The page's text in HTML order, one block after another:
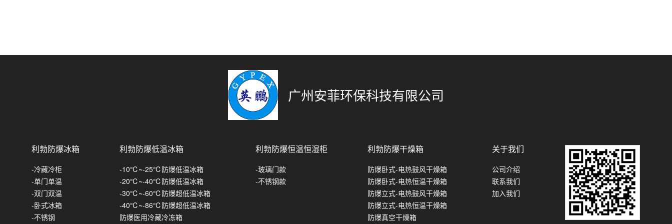
防爆调温除湿机
防爆风幕机-小风量
防爆风幕机-离心式
防爆风幕机-天花式
防爆风幕机-冷库系列
镀锌板款
-台室真空包装机
-外抽式真空包装机
英鹏防爆封口机
英鹏防爆手持式喷码机
英鹏防爆缝包机
英鹏防爆收缩机
英鹏防爆自动封盖机
广州安菲环保科技有限公司
利勃防爆冰箱
-冷藏冷柜
-单门单温
-双门双温
-卧式冰箱
-不锈钢
利勃防爆低温冰箱
-10℃~-25℃防爆低温冰箱
-20℃~-40℃防爆低温冰箱
-30℃~-60℃防爆超低温冰箱
-40℃~-86℃防爆超低温冰箱
防爆医用冷藏冷冻箱
利勃防爆恒温恒湿柜
-玻璃门款
-不锈钢款
利勃防爆干燥箱
防爆卧式-电热鼓风干燥箱
防爆卧式-电热恒温干燥箱
防爆立式-电热鼓风干燥箱
防爆立式-电热恒温干燥箱
防爆真空干燥箱
关于我们
公司介绍
联系我们
加入我们